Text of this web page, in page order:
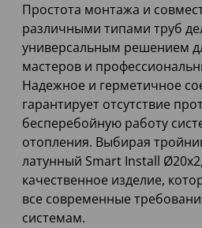
Простота монтажа и
различными типами труб
универсальным решением
мастеров и
Надежное и герметичное
гарантирует отсутствие
бесперебойную работу
отопления. Выбирая
латунный Smart Install
качественное изделие,
все современные
системам.